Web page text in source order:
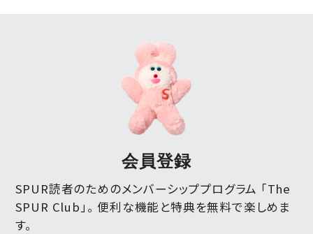
会員登録
SPUR読者のためのメンバーシッププログラム 「The
SPUR Club」。 便利な機能と特典を無料で楽しめま
す。